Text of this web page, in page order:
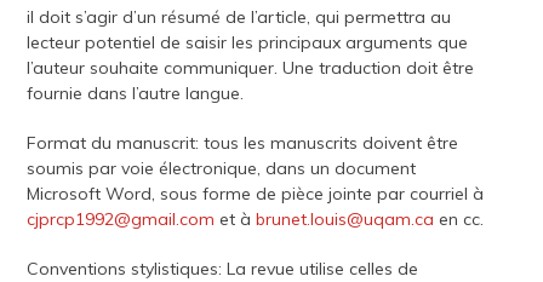
il doit s’agir d’un résumé de l’article, qui permettra au
lecteur potentiel de saisir les principaux arguments que
l’auteur souhaite communiquer. Une traduction doit être
fournie dans l’autre langue.
Format du manuscrit: tous les manuscrits doivent être
soumis par voie électronique, dans un document
Microsoft Word, sous forme de pièce jointe par courriel à
cjprcp1992@gmail.com et àbrunet.louis@uqam.ca en cc.
Conventions stylistiques: La revue utilise celles de